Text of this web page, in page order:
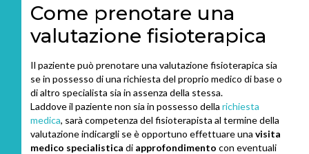
Come prenotare una
valutazione fisioterapica
Il paziente può prenotare una valutazione fisioterapica sia
se in possesso di una richiesta del proprio medico di base o
di altro specialista sia in assenza della stessa.
Laddove il paziente non sia in possesso della richiesta
medica, sarà competenza del fisioterapista al termine della
valutazione indicargli se è opportuno effettuare una visita
medico specialistica di approfondimento con eventuali